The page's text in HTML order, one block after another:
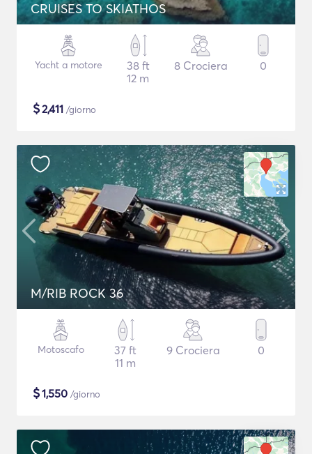
CRUISES TO SKIATHOS
Yacht a motore
38 ft
12 m
8 Crociera 0
$2,411 /giorno
M/RIB ROCK 36
Motoscafo
37 ft
11 m
9 Crociera 0
$1,550 /giorno